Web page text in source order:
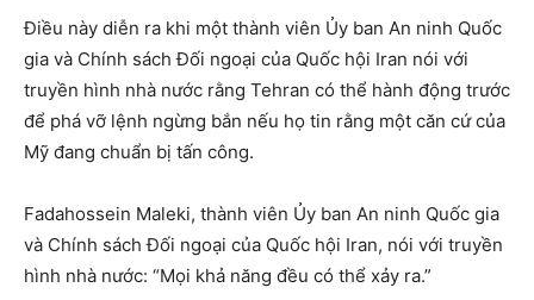
Điều này diễn ra khi một thành viên Ủy ban An ninh Quốc
gia và Chính sách Đối ngoại của Quốc hội Iran nói với
truyền hình nhà nước rằng Tehran có thể hành động trước
để phá vỡ lệnh ngừng bắn nếu họ tin rằng một căn cứ của
Mỹ đang chuẩn bị tấn công.
Fadahossein Maleki, thành viên Ủy ban An ninh Quốc gia
và Chính sách Đối ngoại của Quốc hội Iran, nói với truyền
hình nhà nước: “Mọi khả năng đều có thể xảy ra.”